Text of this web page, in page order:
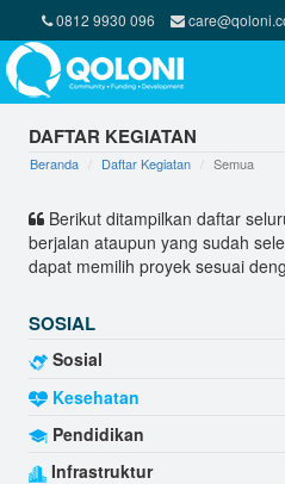
0812 9930 096
DAFTAR KEGIATAN
Beranda Daftar Kegiatan Semua
Berikut ditampilkan daftar
berjalan ataupun yang sudah
dapat memilih proyek sesuai
SOSIAL
Sosial
Kesehatan
Pendidikan
Infrastruktur